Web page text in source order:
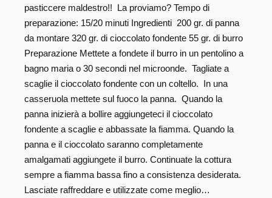
pasticcere maldestro!! La proviamo? Tempo di
preparazione: 15/20 minuti Ingredienti 200 gr. di panna
da montare 320 gr. di cioccolato fondente 55 gr. di burro
Preparazione Mettete a fondete il burro in un pentolino a
bagno maria o 30 secondi nel microonde. Tagliate a
scaglie il cioccolato fondente con un coltello. In una
casseruola mettete sul fuoco la panna. Quando la
panna inizierà a bollire aggiungeteci il cioccolato
fondente a scaglie e abbassate la fiamma. Quando la
panna e il cioccolato saranno completamente
amalgamati aggiungete il burro. Continuate la cottura
sempre a fiamma bassa fino a consistenza desiderata.
Lasciate raffreddare e utilizzate come meglio…